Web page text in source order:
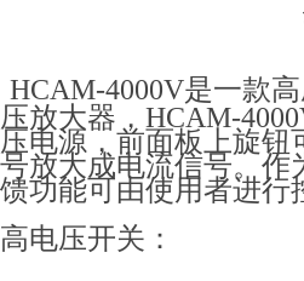
HCAM-4000V是一款
压放大器，HCAM-
压电源，前面板上旋
号放大成电流信号。作
馈功能可由使用者进行
高电压开关：